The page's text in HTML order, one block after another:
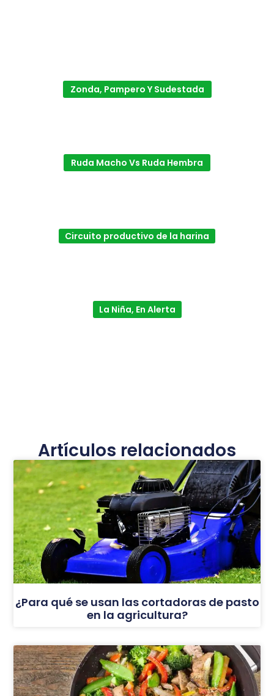
Zonda, Pampero Y Sudestada
Ruda Macho Vs Ruda Hembra
Circuito productivo de la harina
La Niña, En Alerta
Artículos relacionados
¿Para qué se usan las cortadoras de pasto
en la agricultura?